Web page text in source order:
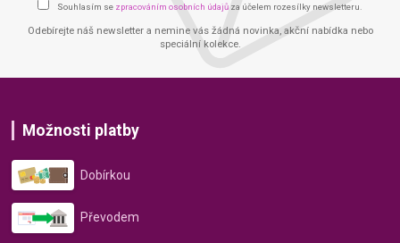
Souhlasím se zpracováním osobních údajů za účelem rozesílky newsletteru.
Odebírejte náš newsletter a nemine vás žádná novinka, akční nabídka nebo
speciální kolekce.
Možnosti platby
Dobírkou
Převodem